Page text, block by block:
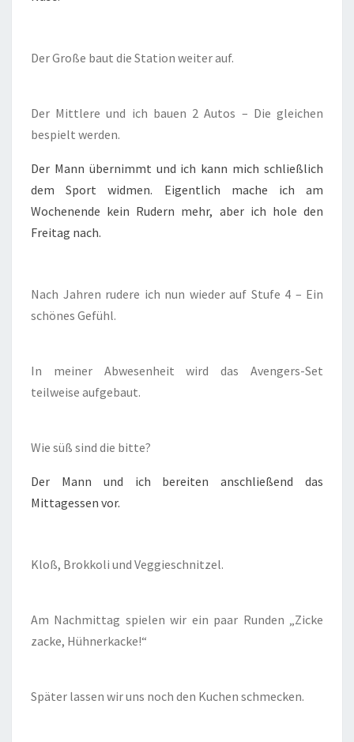
Der Große baut die Station weiter auf.
Der Mittlere und ich bauen 2 Autos – Die gleichen
bespielt werden.
Der Mann übernimmt und ich kann mich schließlich
dem Sport widmen. Eigentlich mache ich am
Wochenende kein Rudern mehr, aber ich hole den
Freitag nach.
Nach Jahren rudere ich nun wieder auf Stufe 4 – Ein
schönes Gefühl.
In meiner Abwesenheit wird das Avengers-Set
teilweise aufgebaut.
Wie süß sind die bitte?
Der Mann und ich bereiten anschließend das
Mittagessen vor.
Kloß, Brokkoli und Veggieschnitzel.
Am Nachmittag spielen wir ein paar Runden „Zicke
zacke, Hühnerkacke!“
Später lassen wir uns noch den Kuchen schmecken.